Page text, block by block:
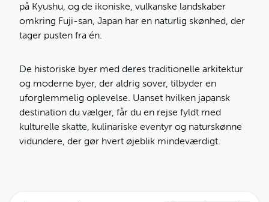
på Kyushu, og de ikoniske, vulkanske landskaber
omkring Fuji-san, Japan har en naturlig skønhed, der
tager pusten fra én.
De historiske byer med deres traditionelle arkitektur
og moderne byer, der aldrig sover, tilbyder en
uforglemmelig oplevelse. Uanset hvilken japansk
destination du vælger, får du en rejse fyldt med
kulturelle skatte, kulinariske eventyr og naturskønne
vidundere, der gør hvert øjeblik mindeværdigt.